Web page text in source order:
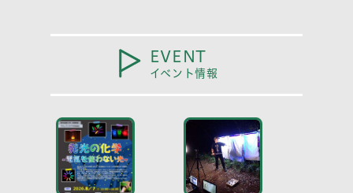
EVENT
イベント情報